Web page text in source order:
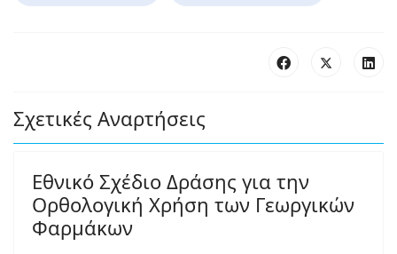
Σχετικές Αναρτήσεις
Εθνικό Σχέδιο Δράσης για την
Ορθολογική Χρήση των Γεωργικών
Φαρμάκων